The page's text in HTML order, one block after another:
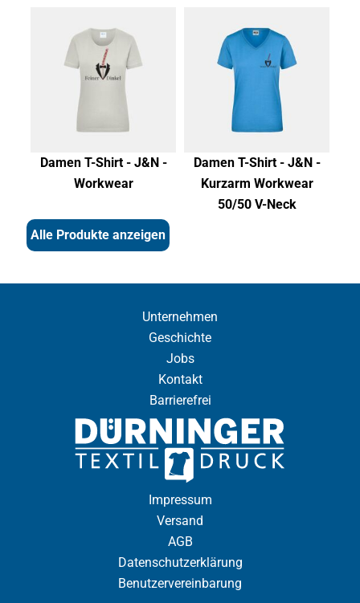
Damen T-Shirt - J&N -
Workwear
Damen T-Shirt - J&N -
Kurzarm Workwear
50/50 V-Neck
Alle Produkte anzeigen
Unternehmen
Geschichte
Jobs
Kontakt
Barrierefrei
Impressum
Versand
AGB
Datenschutzerklärung
Benutzervereinbarung